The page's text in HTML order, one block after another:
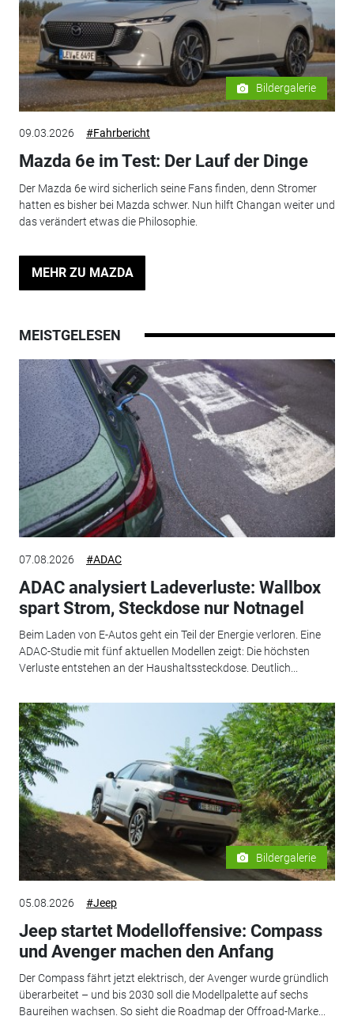
Bildergalerie
09.03.2026 #Fahrbericht
Mazda 6e im Test: Der Lauf der Dinge
Der Mazda 6e wird sicherlich seine Fans finden, denn Stromer
hatten es bisher bei Mazda schwer. Nun hilft Changan weiter und
das verändert etwas die Philosophie.
MEHR ZU MAZDA
MEISTGELESEN
07.08.2026 #ADAC
ADAC analysiert Ladeverluste: Wallbox
spart Strom, Steckdose nur Notnagel
Beim Laden von E-Autos geht ein Teil der Energie verloren. Eine
ADAC-Studie mit fünf aktuellen Modellen zeigt: Die höchsten
Verluste entstehen an der Haushaltssteckdose. Deutlich...
Bildergalerie
05.08.2026 #Jeep
Jeep startet Modelloffensive: Compass
und Avenger machen den Anfang
Der Compass fährt jetzt elektrisch, der Avenger wurde gründlich
überarbeitet – und bis 2030 soll die Modellpalette auf sechs
Baureihen wachsen. So sieht die Roadmap der Offroad-Marke...